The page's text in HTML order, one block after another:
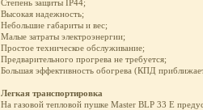
Степень защиты IP44;
Высокая надежность;
Небольшие габариты и вес;
Малые затраты электроэнергии;
Простое техническое обслуживание;
Предварительного прогрева не требуется;
Большая эффективность обогрева (КПД
Легкая транспортировка
На газовой тепловой пушке Master BLP 33 Е